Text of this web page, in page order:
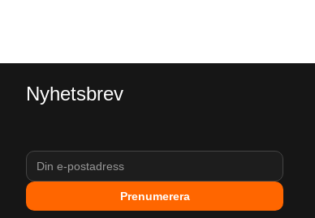
Nyhetsbrev
Prenumerera